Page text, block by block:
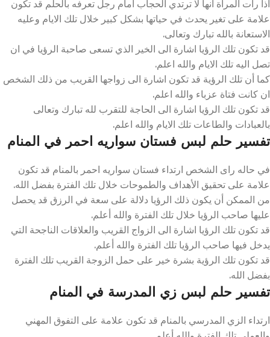
اذا رات المراة انها لا ترتدي الحجاب أمام رجل تعرفه بالحلم قد تكون
علامة على تغير يحدث في حياتها بشكل كبير خلال تلك الايام وعليه
الاستعانة بالله تبارك وتعالى.
قد تكون تلك الرؤيا اشارة الى الخير الذي تسعى صاحبة الرؤيا في ان
تصل اليه تلك الايام والله اعلم.
كما أن تلك الرؤية قد تكون اشارة الى زواجها القريب من ذلك الشخص
ان كانت فتاة عزباء والله اعلم.
قد تكون تلك الرؤيا اشارة الى الحاجة للتقرب لله تبارك وتعالى
بالعبادات والطاعات تلك الايام والله اعلم.
تفسير حلم لبس فستان سواريه احمر في المنام
في حاله راى الشخص ارتداء فستان سواريه احمر بالمنام قد تكون
علامة على تحقيق الأهداف والطموحات خلال تلك الفترة بفضل الله.
من الممكن أن يكون ذلك الرؤيا دلالة على سعة في الرزق قد يحصل
عليها صاحب الرؤيا خلال تلك الفترة والله أعلم.
قد تكون تلك الرؤيا اشارة الى الزواج القريب والعلاقات الناجحة التي
يدخل فيها صاحب الرؤيا تلك الفترة والله أعلم.
قد تكون تلك الرؤية بشرة خير على حمل الزوجة القريب تلك الفترة
بفضل الله.
تفسير حلم لبس زي المدرسة في المنام
ارتداء الزي المدرسي بالمنام قد تكون علامة على التفوق المهني